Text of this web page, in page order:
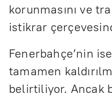
korunmasını ve
istikrar
Fenerbahçe’nin ise
tamamen
belirtiliyor. Ancak